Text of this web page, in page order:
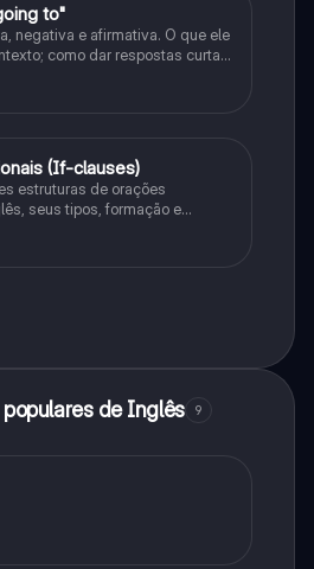
to"
negativa e afirmativa. O que ele
como dar respostas curtas
com o verbo to be
(If-clauses)
estruturas de orações
seus tipos, formação e
de Inglês 9